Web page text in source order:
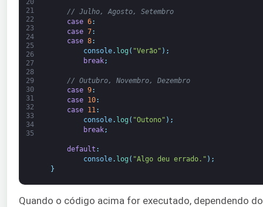
21
22
23
24
25
26
27
28
29
30
31
32
33
34
35
// Julho, Agosto, Setembro
case 6:
case 7:
case 8:
console. log ( "Verão" ) ;
break;
// Outubro, Novembro, Dezembro
case 9:
case
10:
case
11:
console. log ( "Outono" ) ;
break;
default :
console. log ( "Algo deu errado." ) ;
}
Quando o código acima for executado, dependendo